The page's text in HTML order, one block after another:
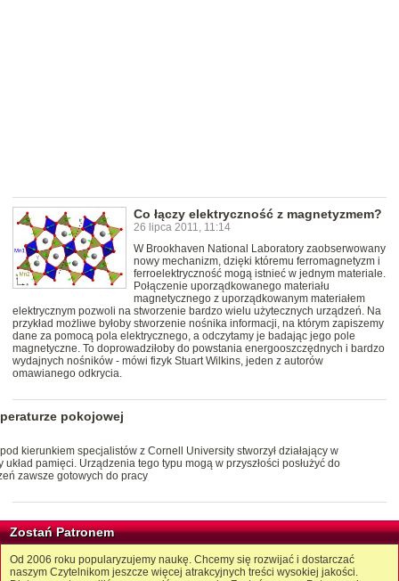
Co łączy elektryczność z magnetyzmem?
26 lipca 2011, 11:14
W Brookhaven National Laboratory zaobserwowany
nowy mechanizm, dzięki któremu ferromagnetyzm i
ferroelektryczność mogą istnieć w jednym materiale.
Połączenie uporządkowanego materiału
magnetycznego z uporządkowanym materiałem
elektrycznym pozwoli na stworzenie bardzo wielu użytecznych urządzeń. Na
przykład możliwe byłoby stworzenie nośnika informacji, na którym zapiszemy
dane za pomocą pola elektrycznego, a odczytamy je badając jego pole
magnetyczne. To doprowadziłoby do powstania energooszczędnych i bardzo
wydajnych nośników - mówi fizyk Stuart Wilkins, jeden z autorów
omawianego odkrycia.
pokojowej
kierunkiem specjalistów z Cornell University stworzył działający w
pamięci. Urządzenia tego typu mogą w przyszłości posłużyć do
zawsze gotowych do pracy
Zostań Patronem
Od 2006 roku popularyzujemy naukę. Chcemy się rozwijać i dostarczać
naszym Czytelnikom jeszcze więcej atrakcyjnych treści wysokiej jakości.